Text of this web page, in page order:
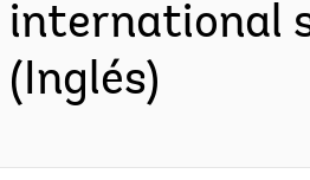
international
(Inglés)